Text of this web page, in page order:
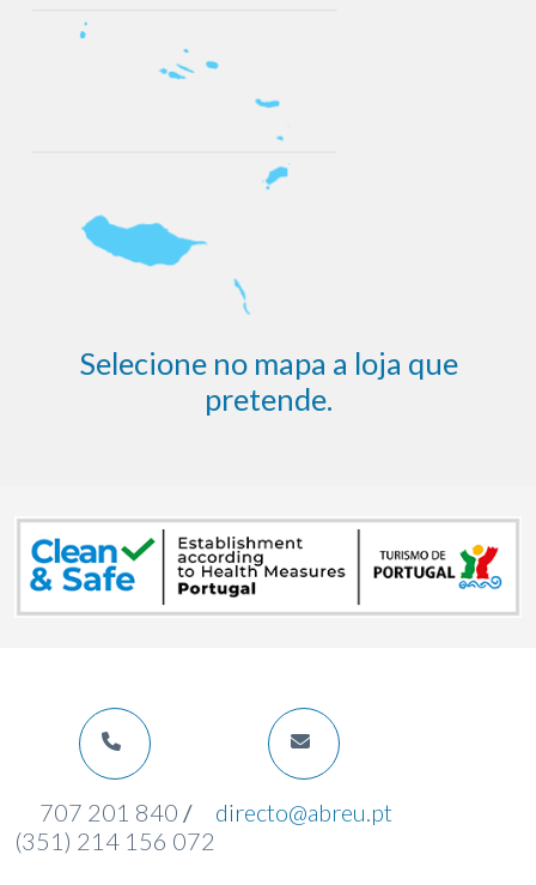
Selecione no mapa a loja que
pretende.
707 201 840 /
(351) 214 156 072
directo@abreu.pt